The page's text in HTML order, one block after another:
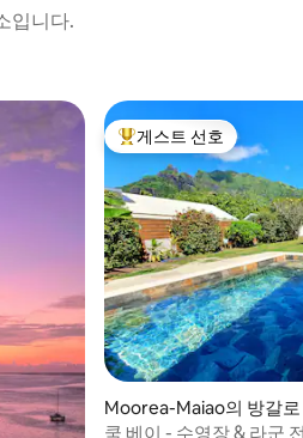
입니다.
상위 게스트 선호
게스트 선호
Moorea-Maiao의 방갈로
쿡 베이 - 수영장 & 라군